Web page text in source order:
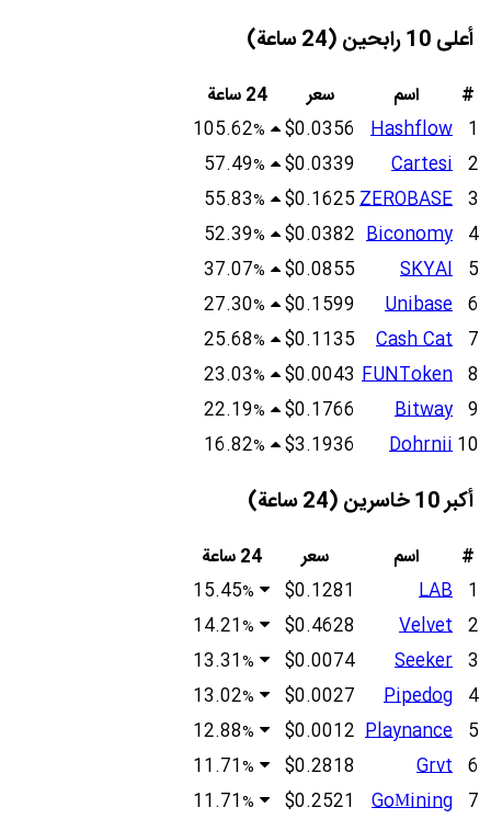
أعلى 10 رابحين (24 ساعة)
# اسم سعر
24 ساعة
1
Hashflow
$0.0356
%
2
Cartesi
$0.0339
%
3
ZEROBASE
$0.1625
%
4
Biconomy
$0.0382
%
5
SKYAI
$0.0855
%
6
Unibase
$0.1599
%
7
Cash Cat
$0.1135
%
8
FUNToken
$0.0043
%
9
Bitway
$0.1766
%
10
Dohrnii
$3.1936
%
أكبر 10 خاسرين (24 ساعة)
# اسم سعر
24 ساعة
1
LAB
$0.1281
%
2
Velvet
$0.4628
%
3
Seeker
$0.0074
%
4
Pipedog
$0.0027
%
5
Playnance
$0.0012
%
6
Grvt
$0.2818
%
7
GoМining
$0.2521
%